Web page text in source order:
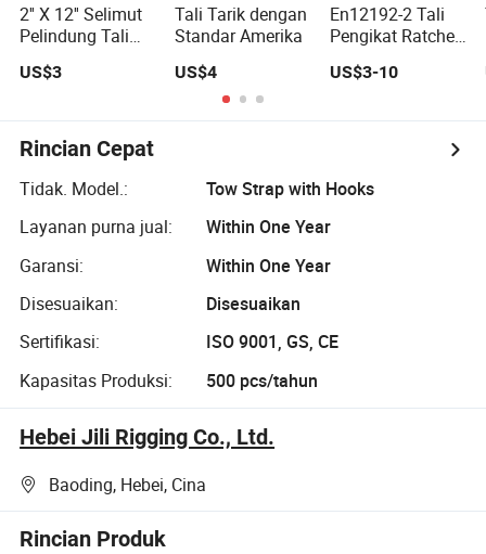
2'' X 12'' Selimut
Pelindung Tali
Penarik Mobil
Alat Darurat Off-
Road
US$3
Tali Tarik dengan
Standar Amerika
US$4
En12192-2 Tali
Pengikat Ratchet
US$3-10
Rincian Cepat
Tidak. Model.:
Tow Strap with Hooks
Layanan purna jual:
Within One Year
Garansi:
Within One Year
Disesuaikan:
Disesuaikan
Sertifikasi:
ISO 9001, GS, CE
Kapasitas Produksi:
500 pcs/tahun
Hebei Jili Rigging Co., Ltd.
Baoding, Hebei, Cina
Rincian Produk